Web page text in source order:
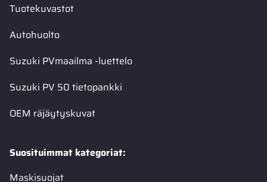
Tuotekuvastot
Autohuolto
Suzuki PVmaailma -luettelo
Suzuki PV 50 tietopankki
OEM räjäytyskuvat
Suosituimmat kategoriat:
Maskisuojat